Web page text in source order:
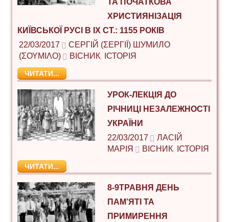
ХРИСТИЯНІЗАЦІЯ
КИЇВСЬКОЇ РУСІ В ІХ СТ.: 1155 РОКІВ
22/03/2017
СЕРГІЙ (ΣΕΡΓΊΙ) ШУМИЛО
(ΣΟΥΜΊΛΟ)
ВІСНИК, ІСТОРІЯ
ЧИТАТИ...
УРОК-ЛЕКЦІЯ ДО
РІЧНИЦІ НЕЗАЛЕЖНОСТІ
УКРАЇНИ
22/03/2017
ЛАСІЙ
МАРІЯ
ВІСНИК ІСТОРІЯ
ЧИТАТИ...
8-9ТРАВНЯ ДЕНЬ
ПАМ’ЯТІ ТА
ПРИМИРЕННЯ